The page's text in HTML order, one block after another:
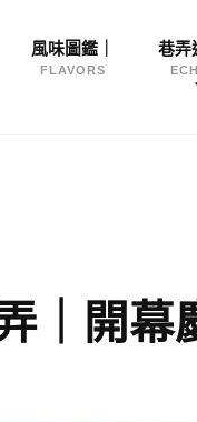
風味圖鑑｜
FLAVORS
巷弄
｜開幕